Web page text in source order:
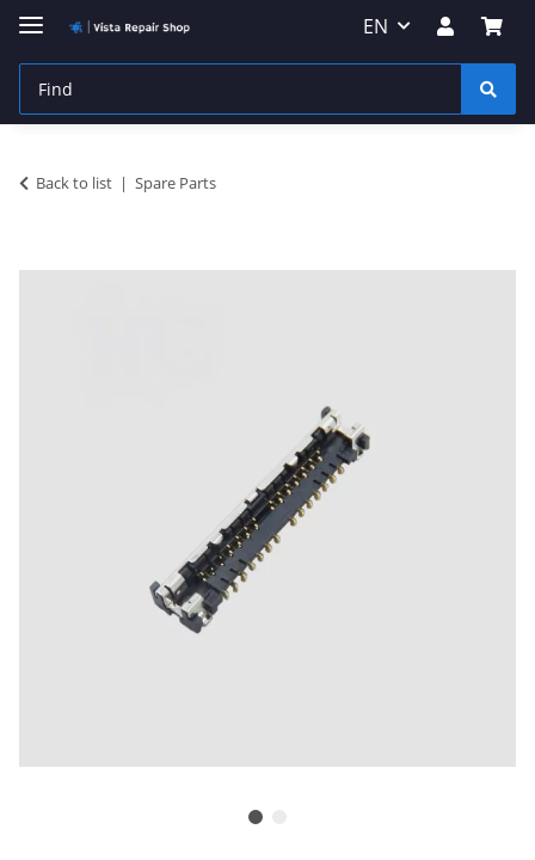
EN
Back to list Spare Parts